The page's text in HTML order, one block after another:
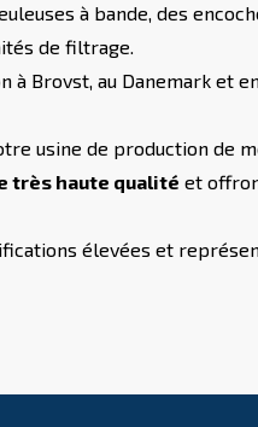
à bande, des
de filtrage.
Brovst, au Danemark et
usine de production de
très haute qualité et
élevées et